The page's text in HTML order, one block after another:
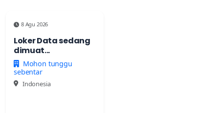
8 Agu 2026
Loker Data sedang
dimuat...
Mohon tunggu
sebentar
Indonesia